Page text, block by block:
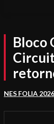
Bloco
NES FOLIA 2026